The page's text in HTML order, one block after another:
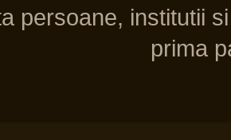
persoane, institutii
prima